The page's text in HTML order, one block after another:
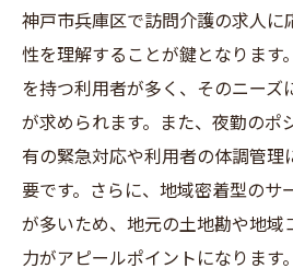
神戸市兵庫区で訪問介護の求人に
性を理解することが鍵となります
を持つ利用者が多く、そのニーズ
が求められます。また、夜勤のポ
有の緊急対応や利用者の体調管理
要です。さらに、地域密着型のサ
が多いため、地元の土地勘や地域
力がアピールポイントになります